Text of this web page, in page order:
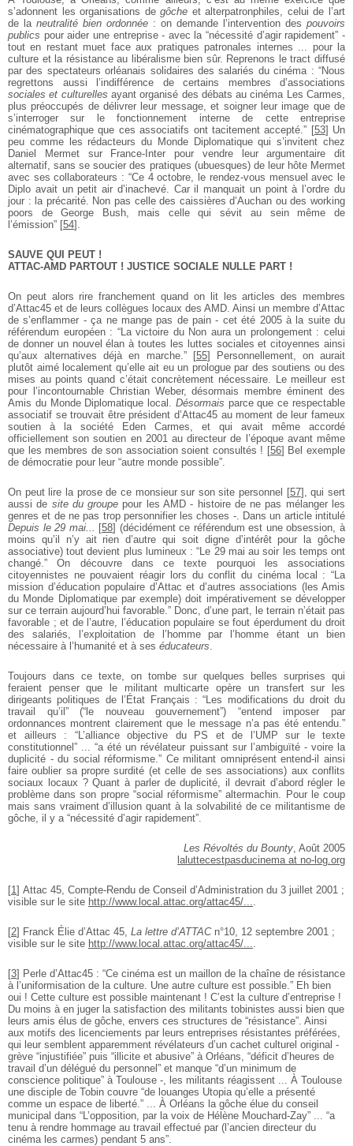
s’adonnent les organisations degôche et alterpatronphiles, celui de l’art
de la neutralité bien ordonnée : on demande l’intervention des pouvoirs
publics pour aider une entreprise - avec la “nécessité d’agir rapidement” -
tout en restant muet face aux pratiques patronales internes ... pour la
culture et la résistance au libéralisme bien sûr. Reprenons le tract diffusé
par des spectateurs orléanais solidaires des salariés du cinéma : “Nous
regrettons aussi l’indifférence de certains membres d’associations
sociales et culturelles ayant organisé des débats au cinéma Les Carmes,
plus préoccupés de délivrer leur message, et soigner leur image que de
s’interroger sur le fonctionnement interne de cette entreprise
cinématographique que ces associatifs ont tacitement accepté.” [53] Un
peu comme les rédacteurs du Monde Diplomatique qui s’invitent chez
Daniel Mermet sur France-Inter pour vendre leur argumentaire dit
alternatif, sans se soucier des pratiques (ubuesques) de leur hôte Mermet
avec ses collaborateurs : “Ce 4 octobre, le rendez-vous mensuel avec le
Diplo avait un petit air d’inachevé. Car il manquait un point à l’ordre du
jour : la précarité. Non pas celle des caissières d’Auchan ou des working
poors de George Bush, mais celle qui sévit au sein même de
l’émission” [54] .
SAUVE QUI PEUT !
ATTAC-AMD PARTOUT ! JUSTICE SOCIALE NULLE PART !
On peut alors rire franchement quand on lit les articles des membres
d’Attac45 et de leurs collègues locaux des AMD. Ainsi un membre d’Attac
de s’enflammer - ça ne mange pas de pain - cet été 2005 à la suite du
référendum européen : “La victoire du Non aura un prolongement : celui
de donner un nouvel élan à toutes les luttes sociales et citoyennes ainsi
qu’aux alternatives déjà en marche.”[55]
Personnellement, on aurait
plutôt aimé localement qu’elle ait eu un prologue par des soutiens ou des
mises au points quand c’était concrètement nécessaire. Le meilleur est
pour l’incontournable Christian Weber, désormais membre éminent des
Amis du Monde Diplomatique local. Désormais parce que ce respectable
associatif se trouvait être président d’Attac45 au moment de leur fameux
soutien à la société Eden Carmes, et qui avait même accordé
officiellement son soutien en 2001 au directeur de l’époque avant même
que les membres de son association soient consultés ! [56] Bel exemple
de démocratie pour leur “autre monde possible”.
On peut lire la prose de ce monsieur sur son site personnel [57] , qui sert
aussi de site du groupe pour les AMD - histoire de ne pas mélanger les
genres et de ne pas trop personnifier les choses -. Dans un article intitulé
Depuis le 29 mai... [58] (décidément ce référendum est une obsession, à
moins qu’il n’y ait rien d’autre qui soit digne d’intérêt pour la gôche
associative) tout devient plus lumineux : “Le 29 mai au soir les temps ont
changé.” On découvre dans ce texte pourquoi les associations
citoyennistes ne pouvaient réagir lors du conflit du cinéma local : “La
mission d’éducation populaire d’Attac et d’autres associations (les Amis
du Monde Diplomatique par exemple) doit impérativement se développer
sur ce terrain aujourd’hui favorable.” Donc, d’une part, le terrain n’était pas
favorable ; et de l’autre, l’éducation populaire se fout éperdument du droit
des salariés, l’exploitation de l’homme par l’homme étant un bien
nécessaire à l’humanité et à ses éducateurs.
Toujours dans ce texte, on tombe sur quelques belles surprises qui
feraient penser que le militant multicarte opère un transfert sur les
dirigeants politiques de l’État Français : “Les modifications du droit du
travail qu’il” (“le nouveau gouvernement”) “entend imposer par
ordonnances montrent clairement que le message n’a pas été entendu.”
et ailleurs : “L’alliance objective du PS et de l’UMP sur le texte
constitutionnel” ... “a été un révélateur puissant sur l’ambiguïté - voire la
duplicité - du social réformisme.” Ce militant omniprésent entend-il ainsi
faire oublier sa propre surdité (et celle de ses associations) aux conflits
sociaux locaux ? Quant à parler de duplicité, il devrait d’abord régler le
problème dans son propre “social réformisme” altermachin. Pour le coup
mais sans vraiment d’illusion quant à la solvabilité de ce militantisme de
gôche, il y a “nécessité d’agir rapidement”.
Les Révoltés du Bounty, Août 2005
laluttecestpasducinema at no-log.org
[1] Attac 45, Compte-Rendu de Conseil d’Administration du 3 juillet 2001 ;
visible sur le site http://www.local.attac.org/attac45/....
[2] Franck Élie d’Attac 45, La lettre d’ATTACn°10, 12 septembre 2001 ;
visible sur le site http://www.local.attac.org/attac45/....
[3] Perle d’Attac45 : “Ce cinéma est un maillon de la chaîne de résistance
à l’uniformisation de la culture. Une autre culture est possible.” Eh bien
oui ! Cette culture est possible maintenant ! C’est la culture d’entreprise !
Du moins à en juger la satisfaction des militants tobinistes aussi bien que
leurs amis élus de gôche, envers ces structures de “résistance”. Ainsi
aux motifs des licenciements par leurs entreprises résistantes préférées,
qui leur semblent apparemment révélateurs d’un cachet culturel original -
grève “injustifiée” puis “illicite et abusive” à Orléans, “déficit d’heures de
travail d’un délégué du personnel” et manque “d’un minimum de
conscience politique” à Toulouse -, les militants réagissent ... À Toulouse
une disciple de Tobin couvre “de louanges Utopia qu’elle a présenté
comme un espace de liberté.” ... À Orléans la gôche élue du conseil
municipal dans “L’opposition, par la voix de Hélène Mouchard-Zay” ... “a
tenu à rendre hommage au travail effectué par (l’ancien directeur du
cinéma les carmes) pendant 5 ans”.